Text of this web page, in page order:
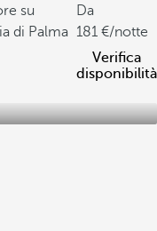
su
di Palma
Da
181
/notte
Verifica
disponibilità